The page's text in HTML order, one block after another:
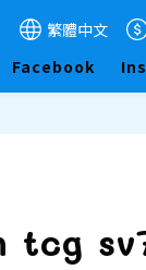
繁體中文
Facebook
tcg